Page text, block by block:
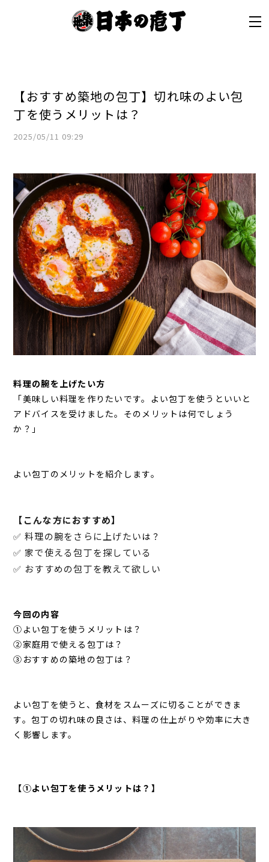
【おすすめ築地の包丁】切れ味のよい包
丁を使うメリットは？
2025/05/11 09:29
料理の腕を上げたい方
「美味しい料理を作りたいです。よい包丁を使うといいと
アドバイスを受けました。そのメリットは何でしょう
か？」
よい包丁のメリットを紹介します。
【こんな方におすすめ】
✅ 料理の腕をさらに上げたい は？
✅ 家で使える包丁を探している
✅ おすすめの包丁を教えて欲しい
今回の内容
①よい包丁を使うメリットは？
②家庭用で使える包丁は？
③おすすめの築地の包丁は？
よい包丁を使うと、食材をスムーズに切ることができま
す。包丁の切れ味の良さは、料理の仕上がりや効率に大き
く影響します。
【①よい包丁を使うメリットは？ 】